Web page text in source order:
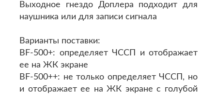
Выходное гнездо Доплера подходит для
наушника или для записи сигнала
Варианты поставки:
BF-500+: определяет ЧССП и отображает
ее на ЖК экране
BF-500++: не только определяет ЧССП, но
и отображает ее на ЖК экране с голубой